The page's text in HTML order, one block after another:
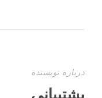
درباره نویسنده